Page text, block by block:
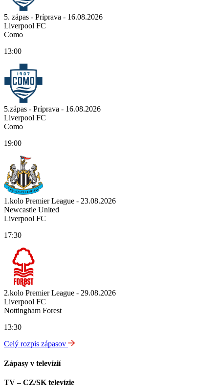
5. zápas - Príprava - 16.08.2026
Liverpool FC
Como
13:00
5.zápas - Príprava - 16.08.2026
Liverpool FC
Como
19:00
1.kolo Premier League - 23.08.2026
Newcastle United
Liverpool FC
17:30
2.kolo Premier League - 29.08.2026
Liverpool FC
Nottingham Forest
13:30
Celý rozpis zápasov
Zápasy v televízií
TV – CZ/SK televízie